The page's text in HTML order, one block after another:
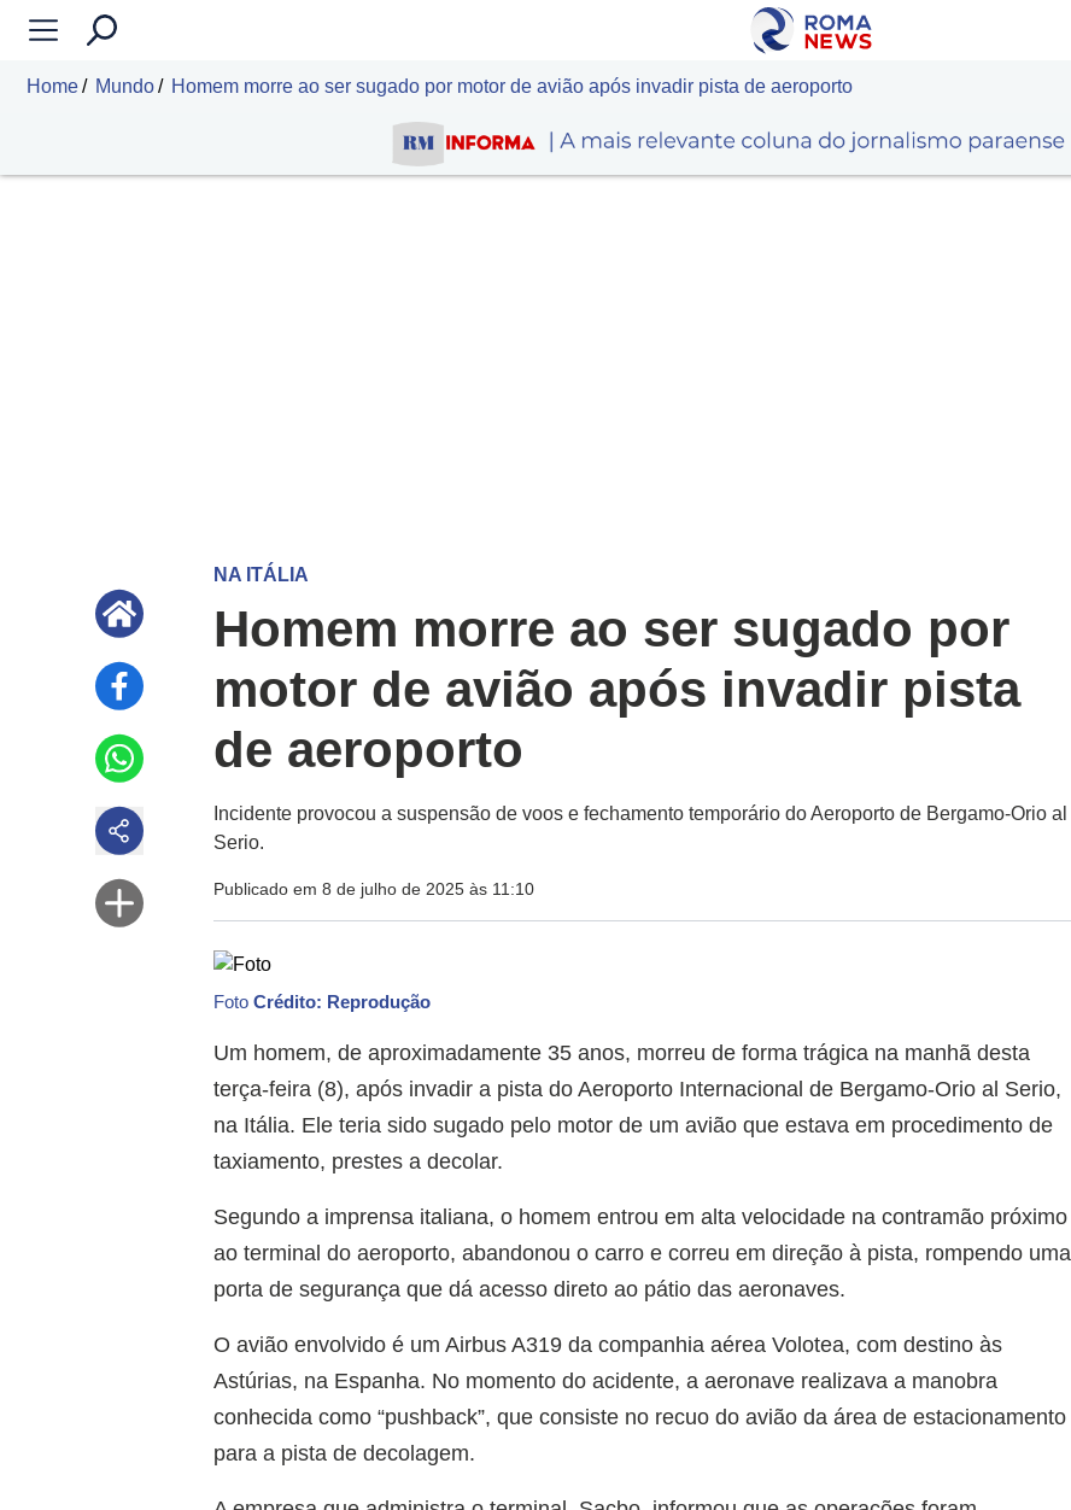
Home Mundo Homem morre ao ser sugado por motor de avião após invadir pista de aeroporto
NA ITÁLIA
Homem morre ao ser sugado por
motor de avião após invadir pista
de aeroporto
Incidente provocou a suspensão de voos e fechamento temporário do Aeroporto de Bergamo-Orio al
Serio.
Publicado em 8 de julho de 2025 às 11:10
FotoCrédito: Reprodução
Um homem, de aproximadamente 35 anos, morreu de forma trágica na manhã desta
terça-feira (8), após invadir a pista do Aeroporto Internacional de Bergamo-Orio al Serio,
na Itália. Ele teria sido sugado pelo motor de um avião que estava em procedimento de
taxiamento, prestes a decolar.
Segundo a imprensa italiana, o homem entrou em alta velocidade na contramão próximo
ao terminal do aeroporto, abandonou o carro e correu em direção à pista, rompendo uma
porta de segurança que dá acesso direto ao pátio das aeronaves.
O avião envolvido é um Airbus A319 da companhia aérea Volotea, com destino às
Astúrias, na Espanha. No momento do acidente, a aeronave realizava a manobra
conhecida como “pushback”, que consiste no recuo do avião da área de estacionamento
para a pista de decolagem.